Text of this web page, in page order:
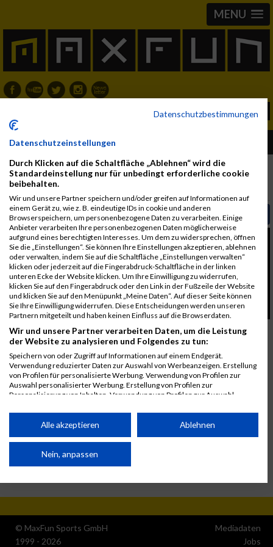
MENU
Album Wienathlon
Fotos Video
Video auf Facebook teilen
© MaxFun Sports GmbH
1999 - 2026
Mediadaten
Jobs
Datenschutzbestimmungen
Datenschutzeinstellungen
Durch Klicken auf die Schaltfläche „Ablehnen“ wird die
Standardeinstellung nur für unbedingt erforderliche cookie
beibehalten.
Wir und unsere Partner speichern und/oder greifen auf Informationen auf
einem Gerät zu, wie z. B. eindeutige IDs in cookie und anderen
Browserspeichern, um personenbezogene Daten zu verarbeiten. Einige
Anbieter verarbeiten Ihre personenbezogenen Daten möglicherweise
aufgrund eines berechtigten Interesses. Um dem zu widersprechen, öffnen
Sie die „Einstellungen“. Sie können Ihre Einstellungen akzeptieren, ablehnen
oder verwalten, indem Sie auf die Schaltfläche „Einstellungen verwalten“
klicken oder jederzeit auf die Fingerabdruck-Schaltfläche in der linken
unteren Ecke der Website klicken. Um Ihre Einwilligung zu widerrufen,
klicken Sie auf den Fingerabdruck oder den Link in der Fußzeile der Website
und klicken Sie auf den Menüpunkt „Meine Daten“. Auf dieser Seite können
Sie Ihre Einwilligung widerrufen. Diese Entscheidungen werden unseren
Partnern mitgeteilt und haben keinen Einfluss auf die Browserdaten.
Wir und unsere Partner verarbeiten Daten, um die Leistung
der Website zu analysieren und Folgendes zu tun:
Speichern von oder Zugriff auf Informationen auf einem Endgerät.
Verwendung reduzierter Daten zur Auswahl von Werbeanzeigen. Erstellung
von Profilen für personalisierte Werbung. Verwendung von Profilen zur
Auswahl personalisierter Werbung. Erstellung von Profilen zur
Personalisierung von Inhalten. Verwendung von Profilen zur Auswahl
Performance von Inhalten. Analyse von Zielgruppen durch Statistiken oder
Kombinationen von Daten aus verschiedenen Quellen. Entwicklung und
von Inhalten.
Daten können außerhalb der Europäischen Union weitergegeben und in die
Wir nutzen Ihre Daten für folgende Zwecke:
IAB-Verarbeitungszwecke:
Alle akzeptieren Ablehnen
Nein, anpassen